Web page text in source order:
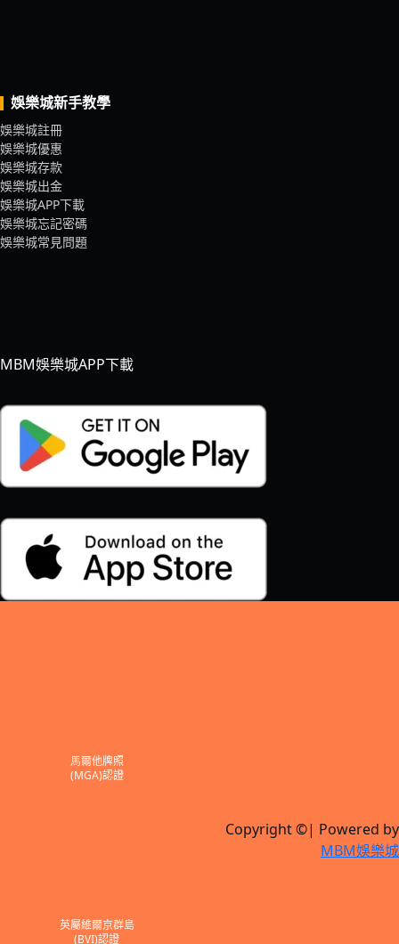
娛樂城新手教學
娛樂城註冊
娛樂城優惠
娛樂城存款
娛樂城出金
娛樂城APP下載
娛樂城忘記密碼
娛樂城常見問題
MBM娛樂城APP下載
馬爾他牌照
(MGA)認證
英屬維爾京群島
(BVI)認證
Copyright ©| Powered by
MBM娛樂城